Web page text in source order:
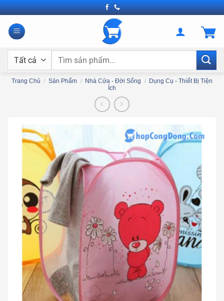
Bỏ
qua
nội
Tìm
Trang Chủ / Sản Phẩm / Nhà Cửa - Đời Sống / Dụng Cụ - Thiết Bị Tiện
Ích